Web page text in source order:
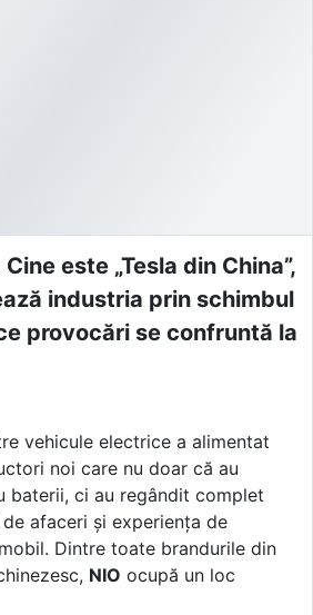
este „Tesla din China”,
industria prin schimbul
provocări se confruntă la
vehicule electrice a alimentat
noi care nu doar că au
baterii, ci au regândit complet
afaceri și experiența de
Dintre toate brandurile din
NIO ocupă un loc